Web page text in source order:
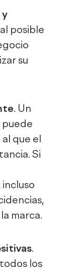
y
posible
su
. Un
puede
que el
Si
incluso
marca.
.
los